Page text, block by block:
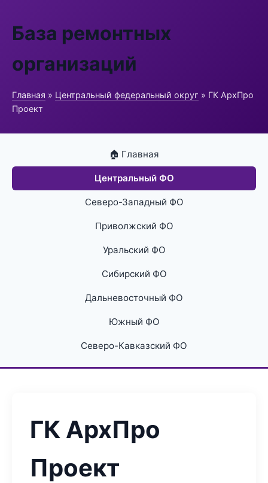
База ремонтных
организаций
Главная » Центральный федеральный округ » ГК АрхПро
Проект
🏠 Главная
Центральный ФО
Северо-Западный ФО
Приволжский ФО
Уральский ФО
Сибирский ФО
Дальневосточный ФО
Южный ФО
Северо-Кавказский ФО
ГК АрхПро
Проект